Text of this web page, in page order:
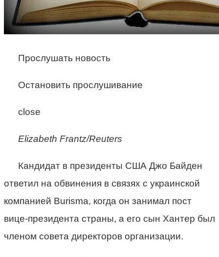
Прослушать новость
Остановить прослушивание
close
Elizabeth Frantz/Reuters
Кандидат в президенты США Джо Байден
ответил на обвинения в связях с украинской
компанией Burisma, когда он занимал пост
вице-президента страны, а его сын Хантер был
членом совета директоров организации.